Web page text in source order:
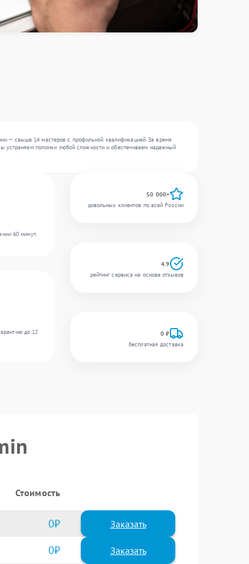
— свыше 14 мастеров с профильной квалификацией. За время
устраняем поломки любой сложности и обеспечиваем надежный
60 минут.
до 12
50 000+
довольных клиентов по всей России
4.9
рейтинг сервиса на основе отзывов
0 ₽
бесплатная доставка
Стоимость
0 Заказать
0 Заказать